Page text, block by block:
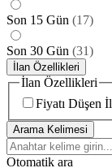
Son 15 Gün (17)
Son 30 Gün (31)
İlan Özellikleri
İlan Özellikleri
Fiyatı Düşen
Arama Kelimesi
Otomatik ara